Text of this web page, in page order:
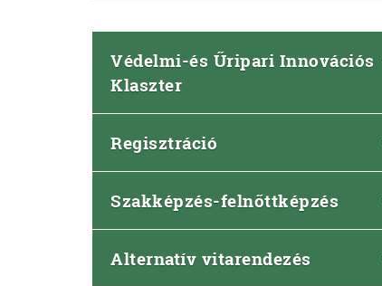
Védelmi-és Űripari Innovációs
Klaszter
Regisztráció
Szakképzés-felnőttképzés
Alternatív vitarendezés